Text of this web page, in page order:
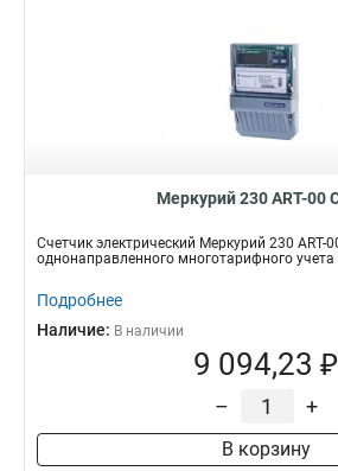
Класс
счетчиков
Меркурий 230 АRT-00
Счетчик электрический Меркурий 230 АRT-
однонаправленного многотарифного учета
Подробнее
Наличие: В наличии
9 094,23 ₽
– +
В корзину